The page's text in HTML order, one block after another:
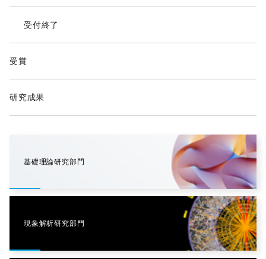
受付終了
受賞
研究成果
基礎理論研究部門
現象解析研究部門